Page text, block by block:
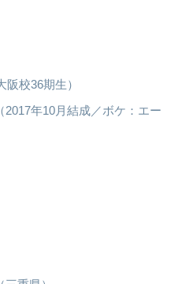
阪校36期生）
2017年10月結成／ボケ：エー